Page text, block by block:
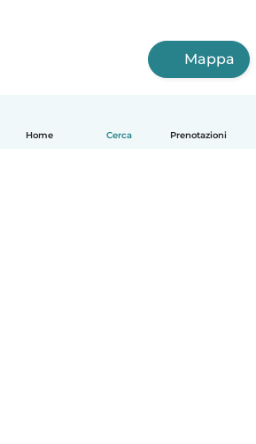
Home Cerca Prenotazioni
Mappa